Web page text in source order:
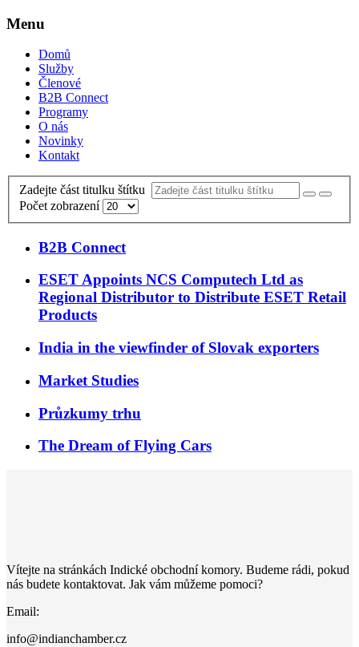
Menu
Domů
Služby
Členové
B2B Connect
Programy
O nás
Novinky
Kontakt
Zadejte část titulku štítku
Počet zobrazení
B2B Connect
ESET Appoints NCS Computech Ltd as
Regional Distributor to Distribute ESET Retail
Products
India in the viewfinder of Slovak exporters
Market Studies
Průzkumy trhu
The Dream of Flying Cars
Vítejte na stránkách Indické obchodní komory. Budeme rádi, pokud
nás budete kontaktovat. Jak vám můžeme pomoci?
Email:
info@indianchamber.cz